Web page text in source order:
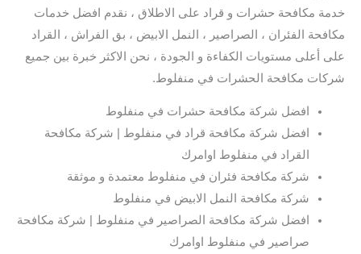
خدمة مكافحة حشرات و قراد على الاطلاق ، نقدم افضل خدمات
مكافحة الفئران ، الصراصير ، النمل الابيض ، بق الفراش ، القراد
على أعلى مستويات الكفاءة و الجودة ، نحن الاكثر خبرة بين جميع
شركات مكافحة الحشرات في منفلوط.
افضل شركة مكافحة حشرات في منفلوط
افضل شركة مكافحة قراد في منفلوط | شركة مكافحة
القراد في منفلوط اوامرك
شركة مكافحة فئران في منفلوط معتمدة و موثقة
شركة مكافحة النمل الابيض في منفلوط
افضل شركة مكافحة الصراصير في منفلوط | شركة مكافحة
صراصير في منفلوط اوامرك